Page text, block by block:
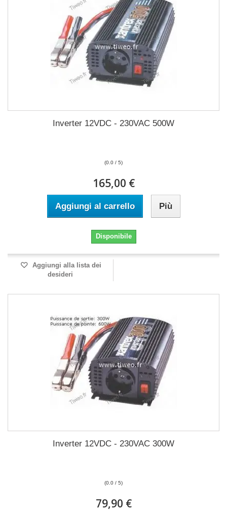
Inverter 12VDC - 230VAC 500W
(0.0 / 5)
165,00 €
Aggiungi al carrello Più
Disponibile
Aggiungi alla lista dei
desideri
Inverter 12VDC - 230VAC 300W
(0.0 / 5)
79,90 €